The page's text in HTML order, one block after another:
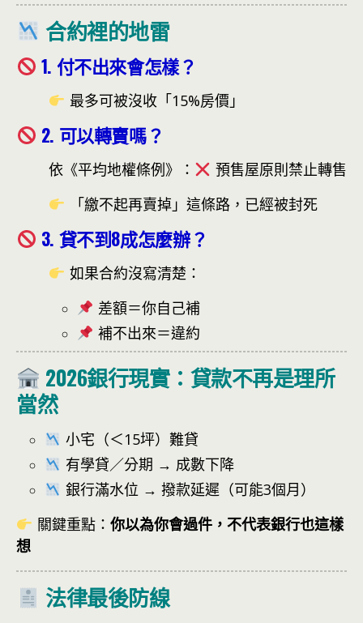
合約裡的地雷
1. 付不出來會怎樣？
最多可被沒收「15%房價」
2. 可以轉賣嗎？
依《平均地權條例》：
預售屋原則禁止轉售
「繳不起再賣掉」這條路，已經被封死
3. 貸不到8成怎麼辦？
如果合約沒寫清楚：
差額＝你自己補
補不出來＝違約
2026銀行現實：貸款不再是理所
當然
小宅（＜15坪）難貸
有學貸／分期 → 成數下降
銀行滿水位 → 撥款延遲（可能3個月）
關鍵重點： 你以為你會過件，不代表銀行也這樣
想
法律最後防線